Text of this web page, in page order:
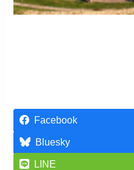
Facebook
Bluesky
LINE